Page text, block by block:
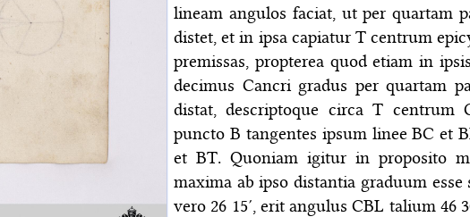
lineam angulos faciat, ut per quartam
distet, et in ipsa capiatur T centrum
premissas, propterea quod etiam in
decimus Cancri gradus per quartam
distat, descriptoque circa T centrum
puncto B tangentes ipsum linee BC et
et BT. Quoniam igitur in proposito
maxima ab ipso distantia graduum esse
vero 26 15′, erit angulus CBL talium